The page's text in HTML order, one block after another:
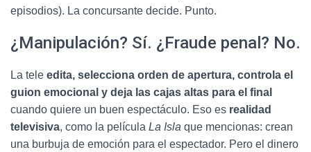
episodios). La concursante decide. Punto.
¿Manipulación? Sí. ¿Fraude penal? No.
La tele edita, selecciona orden de apertura, controla el
guion emocional y deja las cajas altas para el final
cuando quiere un buen espectáculo. Eso es realidad
televisiva, como la película La Isla que mencionas: crean
una burbuja de emoción para el espectador. Pero el dinero